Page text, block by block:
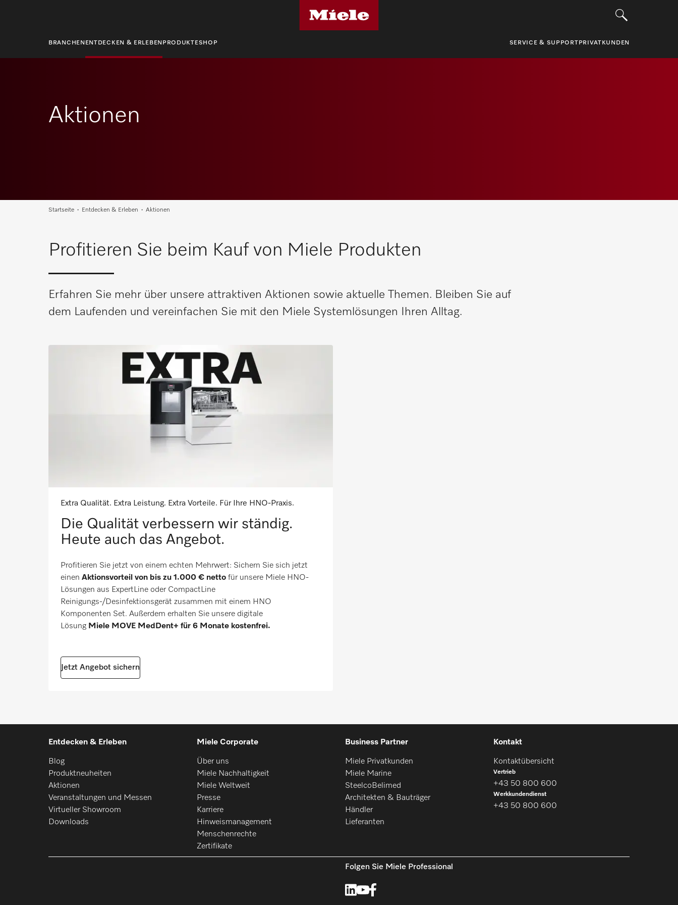
BRANCHEN ENTDECKEN & ERLEBEN PRODUKTESHOP SERVICE & SUPPORT PRIVATKUNDEN
Aktionen
Startseite Entdecken & Erleben Aktionen
Profitieren Sie beim Kauf von Miele Produkten
Erfahren Sie mehr über unsere attraktiven Aktionen sowie aktuelle Themen. Bleiben Sie auf
dem Laufenden und vereinfachen Sie mit den Miele Systemlösungen Ihren Alltag.
Extra Qualität. Extra Leistung. Extra Vorteile. Für Ihre HNO-Praxis.
Die Qualität verbessern wir ständig.
Heute auch das Angebot.
Profitieren Sie jetzt von einem echten Mehrwert: Sichern Sie sich jetzt
einen Aktionsvorteil von bis zu 1.000 € netto für unsere Miele HNO-
Lösungen aus ExpertLine oder CompactLine
Reinigungs-/Desinfektionsgerät zusammen mit einem HNO
Komponenten Set. Außerdem erhalten Sie unsere digitale
Lösung Miele MOVE MedDent+ für 6 Monate kostenfrei.
Jetzt Angebot sichern
Entdecken & Erleben
Blog
Produktneuheiten
Aktionen
Veranstaltungen und Messen
Virtueller Showroom
Downloads
Miele Corporate
Über uns
Miele Nachhaltigkeit
Miele Weltweit
Presse
Karriere
Hinweismanagement
Menschenrechte
Zertifikate
Business Partner
Miele Privatkunden
Miele Marine
SteelcoBelimed
Architekten & Bauträger
Händler
Lieferanten
Kontakt
Kontaktübersicht
Vertrieb
+43 50 800 600
Werkkundendienst
+43 50 800 600
Folgen Sie Miele Professional